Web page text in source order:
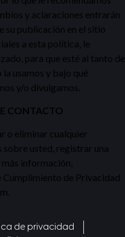
y aclaraciones entrarán
su publicación en el sitio
a esta política, le
para que esté al tanto de
usamos y bajo qué
y/o divulgamos.
CONTACTO
o eliminar cualquier
usted, registrar una
información,
de Privacidad
de privacidad